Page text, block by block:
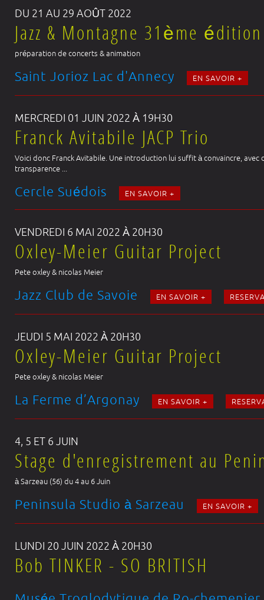
DU 21 AU 29 AOÛT 2022
Jazz & Montagne 31ème édition
préparation de concerts & animation
Saint Jorioz Lac d'Annecy EN SAVOIR +
MERCREDI 01 JUIN 2022 À 19H30
Franck Avitabile JACP Trio
Voici donc Franck Avitabile. Une introduction lui suffit à convaincre,
transparence ...
Cercle Suédois EN SAVOIR +
VENDREDI 6 MAI 2022 À 20H30
Oxley-Meier Guitar Project
Pete oxley & nicolas Meier
Jazz Club de Savoie EN SAVOIR +
JEUDI 5 MAI 2022 À 20H30
Oxley-Meier Guitar Project
Pete oxley & nicolas Meier
La Ferme d’Argonay EN SAVOIR +
4, 5 ET 6 JUIN
Stage d'enregistrement au
à Sarzeau (56) du 4 au 6 Juin
Peninsula Studio à Sarzeau EN SAVOIR +
LUNDI 20 JUIN 2022 À 20H30
Bob TINKER - SO BRITISH